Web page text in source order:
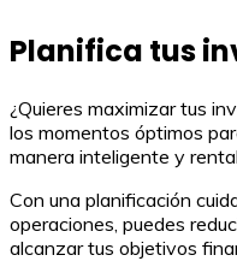
Planifica tus
¿Quieres maximizar tus
los momentos óptimos
manera inteligente y
Con una planificación
operaciones, puedes
alcanzar tus objetivos